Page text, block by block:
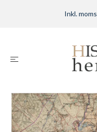
Inkl. moms